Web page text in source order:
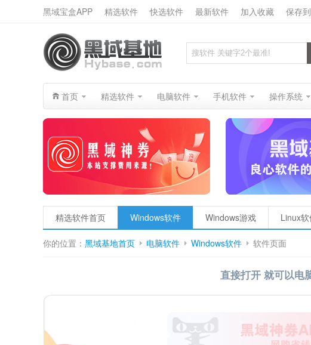
黑域宝盒APP 精选软件 快选软件 最新软件 加入收藏 保存
首页 精选软件 电脑软件 手机软件 操作系统
精选软件首页 Windows软件 Windows游戏 Linux
你的位置： 黑域基地首页 电脑软件 Windows软件 软件页面
直接打开 就可以电